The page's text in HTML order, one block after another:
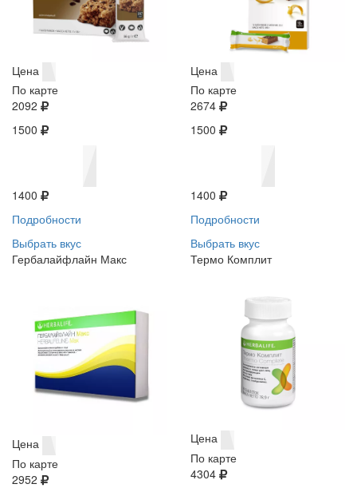
Цена
По карте
2092
1500
1400
Подробности
Выбрать вкус
Цена
По карте
2674
1500
1400
Подробности
Выбрать вкус
Гербалайфлайн Макс
Цена
По карте
2952
Термо Комплит
Цена
По карте
4304